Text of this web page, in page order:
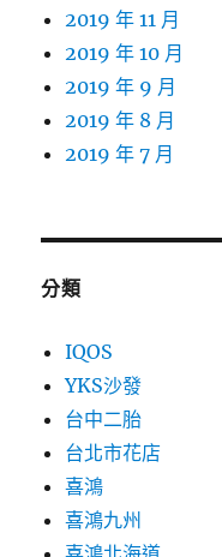
2019 年 11 月
2019 年 10 月
2019 年 9 月
2019 年 8 月
2019 年 7 月
分類
IQOS
YKS沙發
台中二胎
台北市花店
喜鴻
喜鴻九州